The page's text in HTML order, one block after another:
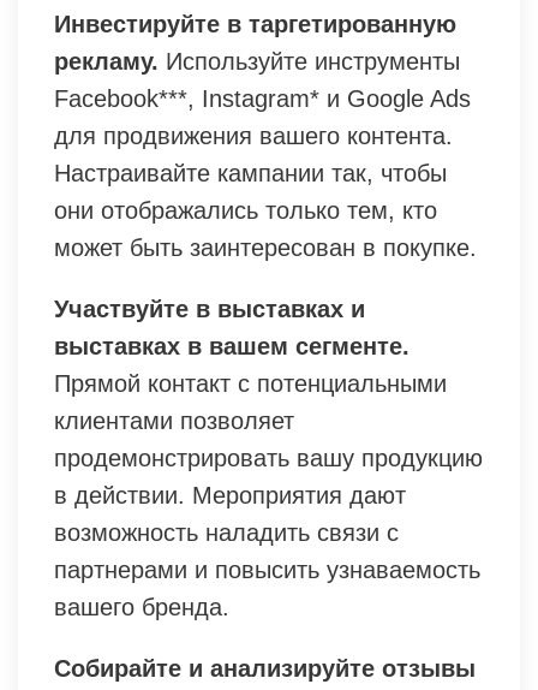
Инвестируйте в таргетированную
рекламу. Используйте инструменты
Facebook***, Instagram* и Google Ads
для продвижения вашего контента.
Настраивайте кампании так, чтобы
они отображались только тем, кто
может быть заинтересован в покупке.
Участвуйте в выставках и
выставках в вашем сегменте.
Прямой контакт с потенциальными
клиентами позволяет
продемонстрировать вашу продукцию
в действии. Мероприятия дают
возможность наладить связи с
партнерами и повысить узнаваемость
вашего бренда.
Собирайте и анализируйте отзывы